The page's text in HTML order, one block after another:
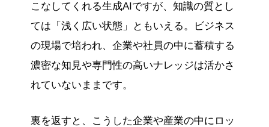
こなしてくれる生成AIですが、知識の質とし
ては「浅く広い状態」ともいえる。ビジネス
の現場で培われ、企業や社員の中に蓄積する
濃密な知見や専門性の高いナレッジは活かさ
れていないままです。
裏を返すと、こうした企業や産業の中にロッ